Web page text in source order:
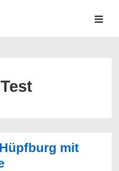
mit